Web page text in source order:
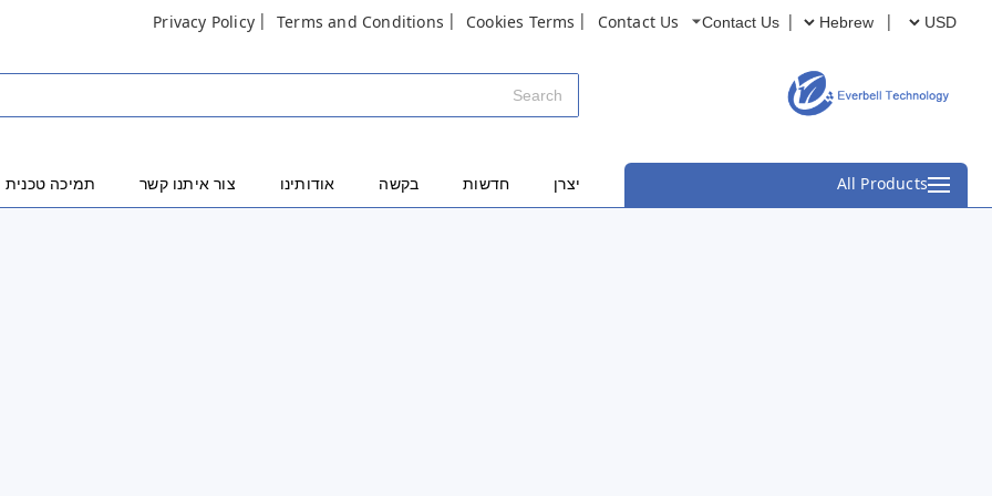
Contact Us
Contact Us
Cookies Terms
Terms and Conditions
Privacy Policy
All Products יצרן חדשות בקשה אודותינו צור איתנו קשר תמיכה טכנית